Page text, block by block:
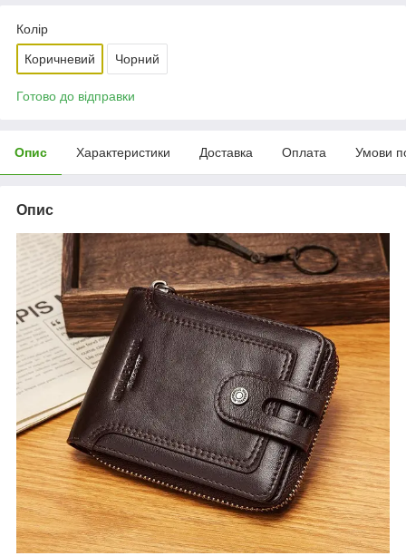
Колір
Коричневий Чорний
Готово до відправки
Опис Характеристики Доставка Оплата Умови
Опис